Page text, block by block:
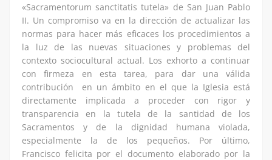
«Sacramentorum sanctitatis tutela» de San Juan Pablo
II. Un compromiso va en la dirección de actualizar las
normas para hacer más eficaces los procedimientos a
la luz de las nuevas situaciones y problemas del
contexto sociocultural actual. Los exhorto a continuar
con firmeza en esta tarea, para dar una válida
contribución en un ámbito en el que la Iglesia está
directamente implicada a proceder con rigor y
transparencia en la tutela de la santidad de los
Sacramentos y de la dignidad humana violada,
especialmente la de los pequeños. Por último,
Francisco felicita por el documento elaborado por la